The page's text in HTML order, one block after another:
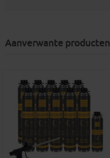
Aanverwante producten